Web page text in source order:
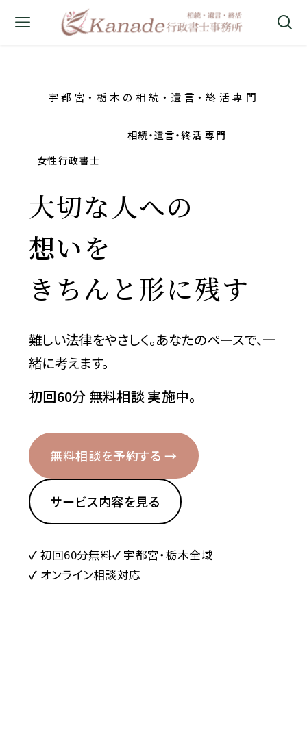
宇都宮・栃木の相続・遺言・終活専門
相続・遺言・終活 専門
女性行政書士
大切な人への
想いを
きちんと形に残す
難しい法律をやさしく。あなたのペースで、一
緒に考えます。
初回60分 無料相談 実施中。
無料相談を予約する →
サービス内容を見る
初回60分無料
宇都宮・栃木全域
オンライン相談対応